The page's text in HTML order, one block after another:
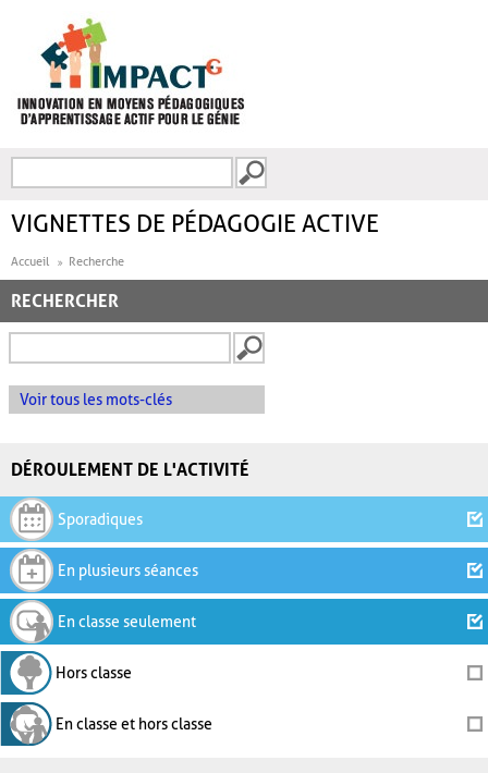
FORMULAIRE DE
VIGNETTES DE PÉDAGOGIE ACTIVE
Accueil Recherche
RECHERCHER
Voir tous les mots-clés
DÉROULEMENT DE L'ACTIVITÉ
Sporadiques
En plusieurs séances
En classe seulement
Hors classe
En classe et hors classe